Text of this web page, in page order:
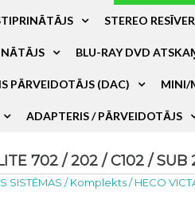
STEREO
BLU-RAY DVD
PĀRVEIDOTĀJS (DAC) MINI/
ADAPTERIS / PĀRVEIDOTĀJS
702 / 202 / C102 /
SISTĒMAS /Komplekts/HECO